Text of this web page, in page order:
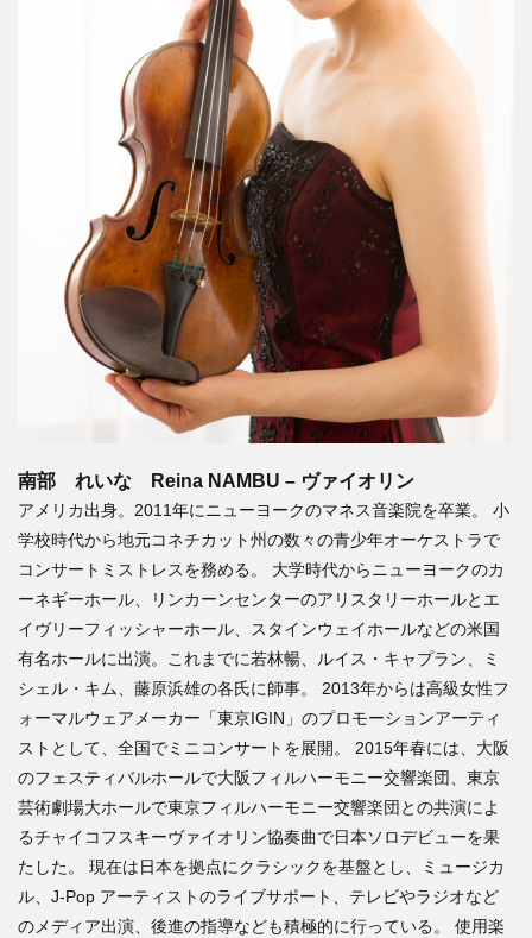
南部 れいな Reina NAMBU – ヴァイオリン
アメリカ出身。2011年にニューヨークのマネス音楽院を卒業。 小
学校時代から地元コネチカット州の数々の青少年オーケストラで
コンサートミストレスを務める。 大学時代からニューヨークのカ
ーネギーホール、リンカーンセンターのアリスタリーホールとエ
イヴリーフィッシャーホール、スタインウェイホールなどの米国
有名ホールに出演。これまでに若林暢、ルイス・キャプラン、ミ
シェル・キム、藤原浜雄の各氏に師事。 2013年からは高級女性フ
ォーマルウェアメーカー「東京IGIN」のプロモーションアーティ
ストとして、全国でミニコンサートを展開。 2015年春には、大阪
のフェスティバルホールで大阪フィルハーモニー交響楽団、東京
芸術劇場大ホールで東京フィルハーモニー交響楽団との共演によ
るチャイコフスキーヴァイオリン協奏曲で日本ソロデビューを果
たした。 現在は日本を拠点にクラシックを基盤とし、ミュージカ
ル、J-Pop アーティストのライブサポート、テレビやラジオなど
のメディア出演、後進の指導なども積極的に行っている。 使用楽